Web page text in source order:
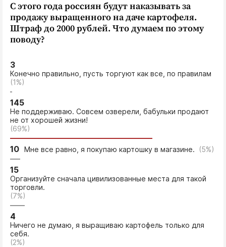
С этого года россиян будут наказывать за
продажу выращенного на даче картофеля.
Штраф до 2000 рублей. Что думаем по этому
поводу?
3
Конечно правильно, пусть торгуют как все, по правилам
(1%)
145
Не поддерживаю. Совсем озверели, бабульки продают
не от хорошей жизни!
(69%)
10 Мне все равно, я покупаю картошку в магазине. (5%)
15
Организуйте сначала цивилизованные места для такой
торговли.
(7%)
4
Ничего не думаю, я выращиваю картофель только для
себя.
(2%)